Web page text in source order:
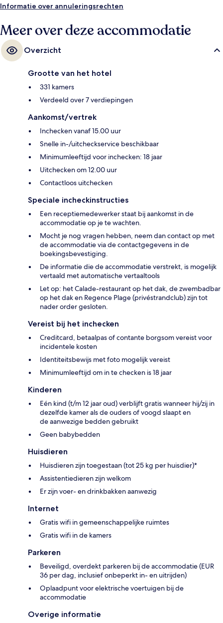
Informatie over annuleringsrechten
Meer over deze accommodatie
Overzicht
Grootte van het hotel
331 kamers
Verdeeld over 7 verdiepingen
Aankomst/vertrek
Inchecken vanaf 15.00 uur
Snelle in-/uitcheckservice beschikbaar
Minimumleeftijd voor inchecken: 18 jaar
Uitchecken om 12.00 uur
Contactloos uitchecken
Speciale incheckinstructies
Een receptiemedewerker staat bij aankomst in de
accommodatie op je te wachten.
Mocht je nog vragen hebben, neem dan contact op met
de accommodatie via de contactgegevens in de
boekingsbevestiging.
De informatie die de accommodatie verstrekt, is mogelijk
vertaald met automatische vertaaltools
Let op: het Calade-restaurant op het dak, de zwembadbar
op het dak en Regence Plage (privéstrandclub) zijn tot
nader order gesloten.
Vereist bij het inchecken
Creditcard, betaalpas of contante borgsom vereist voor
incidentele kosten
Identiteitsbewijs met foto mogelijk vereist
Minimumleeftijd om in te checken is 18 jaar
Kinderen
Eén kind (t/m 12 jaar oud) verblijft gratis wanneer hij/zij in
dezelfde kamer als de ouders of voogd slaapt en
de aanwezige bedden gebruikt
Geen babybedden
Huisdieren
Huisdieren zijn toegestaan (tot 25 kg per huisdier)*
Assistentiedieren zijn welkom
Er zijn voer- en drinkbakken aanwezig
Internet
Gratis wifi in gemeenschappelijke ruimtes
Gratis wifi in de kamers
Parkeren
Beveiligd, overdekt parkeren bij de accommodatie (EUR
36 per dag, inclusief onbeperkt in- en uitrijden)
Oplaadpunt voor elektrische voertuigen bij de
accommodatie
Overige informatie